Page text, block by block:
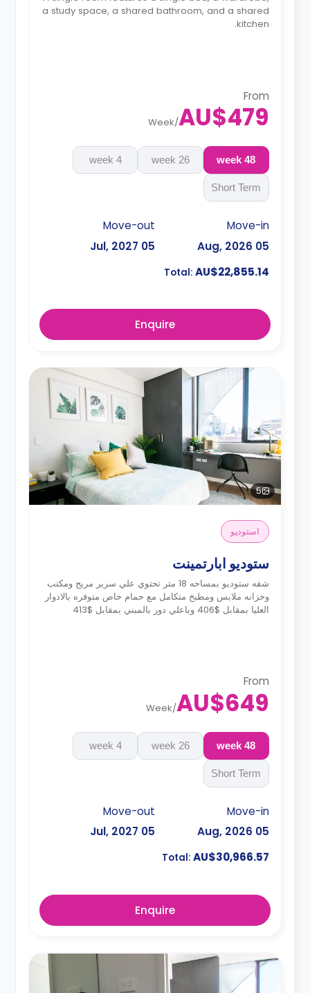
a study space, a shared bathroom, and a shared
kitchen.
From
AU$479
/
Week
48 week
26 week
4 week
Short Term
Move-in
05 Aug, 2026
Move-out
05 Jul, 2027
Total: AU$22,855.14
Enquire
5
استوديو
ستوديو ابارتمينت
شقه ستوديو بمساحه 18 متر تحتوي علي سرير مريح ومكتب
وخزانه ملابس ومطبخ متكامل مع حمام خاص متوفره بالادوار
العليا بمقابل $406 وباعلي دور بالمبني بمقابل $413
From
AU$649
/
Week
48 week
26 week
4 week
Short Term
Move-in
05 Aug, 2026
Move-out
05 Jul, 2027
Total: AU$30,966.57
Enquire